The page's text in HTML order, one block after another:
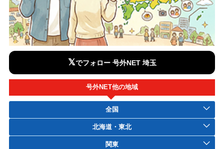
𝕏でフォロー 号外NET 埼玉
号外NET他の地域
全国
北海道・東北
関東